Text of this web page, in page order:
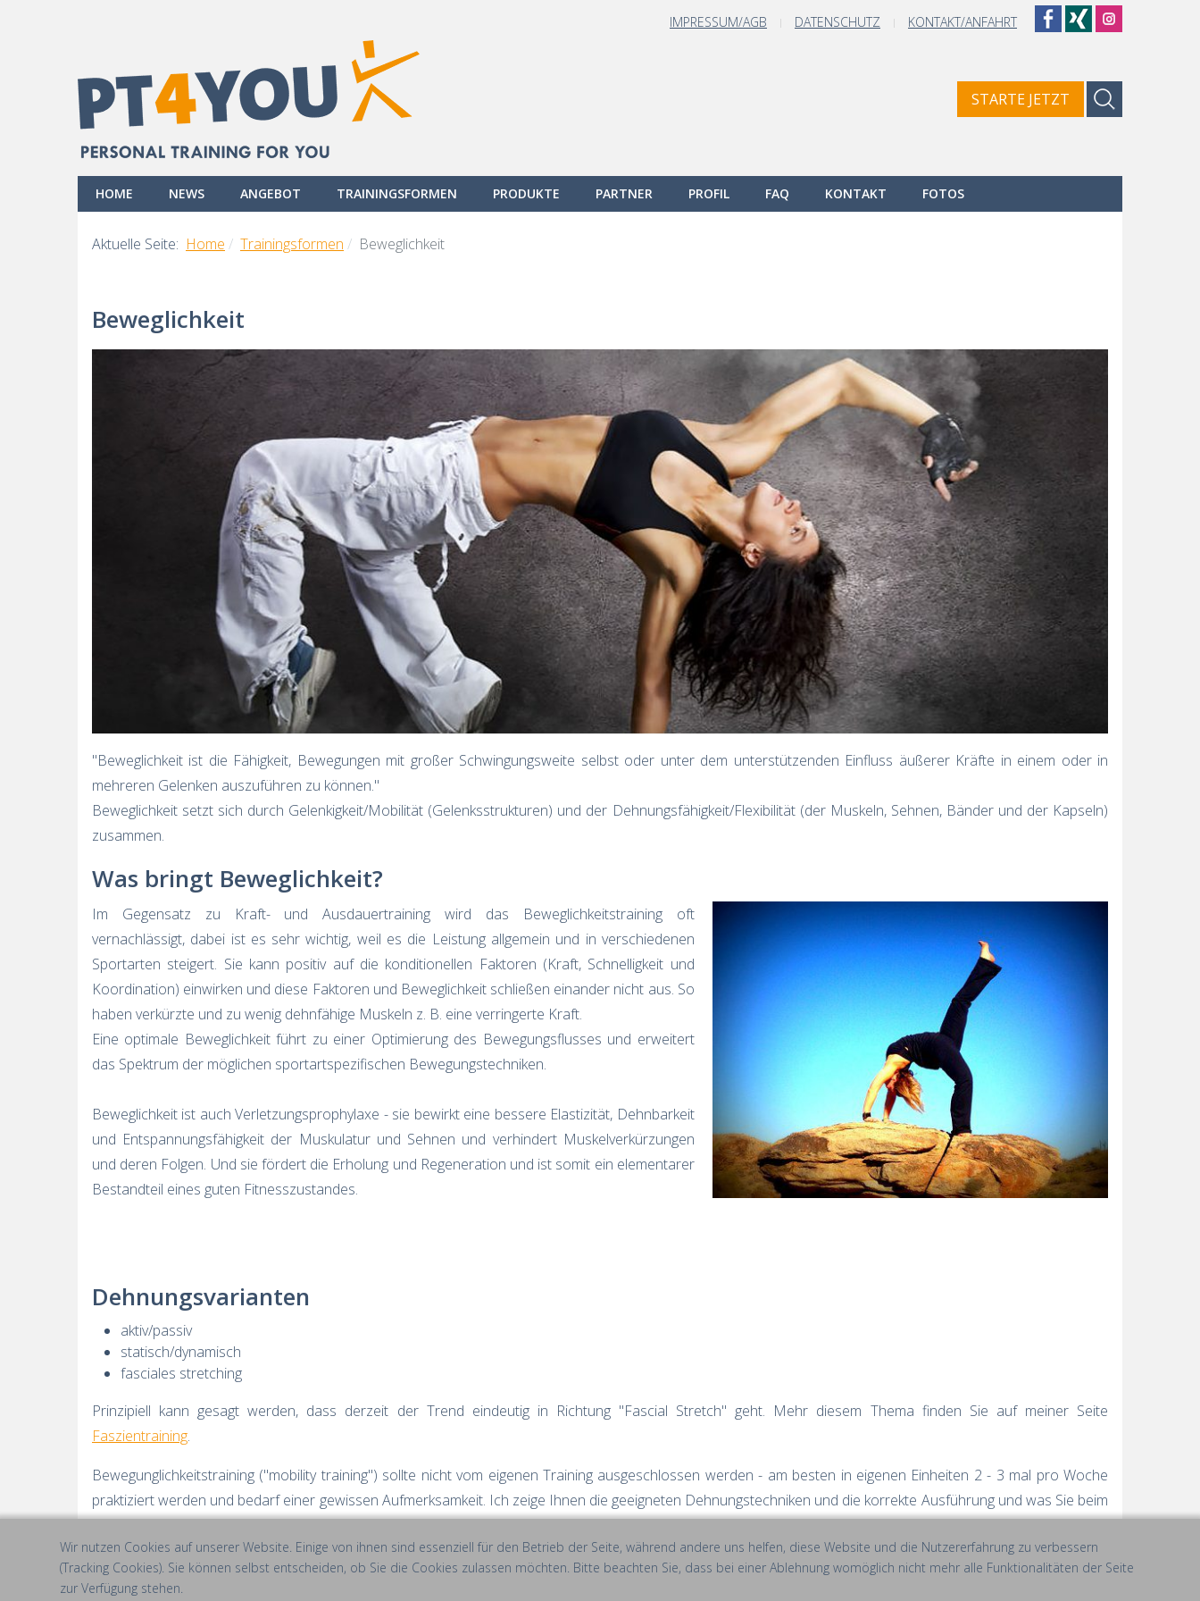
IMPRESSUM/AGB DATENSCHUTZ KONTAKT/ANFAHRT
STARTE JETZT
Suchen
HOME NEWS ANGEBOT TRAININGSFORMEN PRODUKTE PARTNER PROFIL FAQ KONTAKT FOTOS
Aktuelle Seite: Home Trainingsformen Beweglichkeit
Beweglichkeit
"Beweglichkeit ist die Fähigkeit, Bewegungen mit großer Schwingungsweite selbst oder unter dem unterstützenden Einfluss äußerer Kräfte in einem oder in
mehreren Gelenken auszuführen zu können."
Beweglichkeit setzt sich durch Gelenkigkeit/Mobilität (Gelenksstrukturen) und der Dehnungsfähigkeit/Flexibilität (der Muskeln, Sehnen, Bänder und der Kapseln)
zusammen.
Was bringt Beweglichkeit?
Im Gegensatz zu Kraft- und Ausdauertraining wird das Beweglichkeitstraining oft
vernachlässigt, dabei ist es sehr wichtig, weil es die Leistung allgemein und in verschiedenen
Sportarten steigert. Sie kann positiv auf die konditionellen Faktoren (Kraft, Schnelligkeit und
Koordination) einwirken und diese Faktoren und Beweglichkeit schließen einander nicht aus. So
haben verkürzte und zu wenig dehnfähige Muskeln z. B. eine verringerte Kraft.
Eine optimale Beweglichkeit führt zu einer Optimierung des Bewegungsflusses und erweitert
das Spektrum der möglichen sportartspezifischen Bewegungstechniken.
Beweglichkeit ist auch Verletzungsprophylaxe - sie bewirkt eine bessere Elastizität, Dehnbarkeit
und Entspannungsfähigkeit der Muskulatur und Sehnen und verhindert Muskelverkürzungen
und deren Folgen. Und sie fördert die Erholung und Regeneration und ist somit ein elementarer
Bestandteil eines guten Fitnesszustandes.
Dehnungsvarianten
aktiv/passiv
statisch/dynamisch
fasciales stretching
Prinzipiell kann gesagt werden, dass derzeit der Trend eindeutig in Richtung "Fascial Stretch" geht. Mehr diesem Thema finden Sie auf meiner Seite
Faszientraining.
Bewegunglichkeitstraining ("mobility training") sollte nicht vom eigenen Training ausgeschlossen werden - am besten in eigenen Einheiten 2 - 3 mal pro Woche
praktiziert werden und bedarf einer gewissen Aufmerksamkeit. Ich zeige Ihnen die geeigneten Dehnungstechniken und die korrekte Ausführung und was Sie beim
"mobility training" sonst noch beachten sollten.
Wir nutzen Cookies auf unserer Website. Einige von ihnen sind essenziell für den Betrieb der Seite, während andere uns helfen, diese Website und die Nutzererfahrung zu verbessern
(Tracking Cookies). Sie können selbst entscheiden, ob Sie die Cookies zulassen möchten. Bitte beachten Sie, dass bei einer Ablehnung womöglich nicht mehr alle Funktionalitäten der Seite
zur Verfügung stehen.